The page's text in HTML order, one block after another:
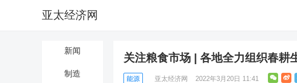
亚太经济网
新闻
制造
关注粮食市场 | 各地全力组织春耕
能源 亚太经济网 2022年3月20日 11:41